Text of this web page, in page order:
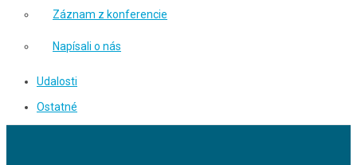
Záznam z konferencie
Napísali o nás
Udalosti
Ostatné